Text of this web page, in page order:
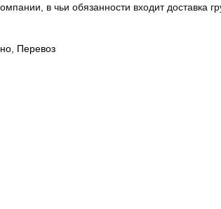
в чьи обязанности входит доставка
Перевоз